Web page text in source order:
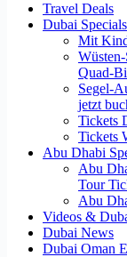
Travel Deals
Dubai Specials
Mit
Quad-
Segel-
jetzt
Tickets
Tickets
Abu Dhabi
Abu
Tour
Abu
Videos &
Dubai News
Dubai Oman